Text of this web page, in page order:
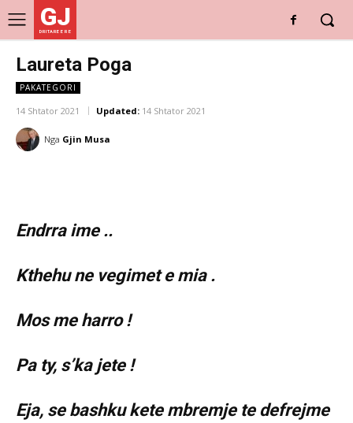
GJ
DRITARE E RE
Laureta Poga
PAKATEGORI
14 Shtator 2021 Updated: 14 Shtator 2021
Nga Gjin Musa
Endrra ime ..
Kthehu ne vegimet e mia .
Mos me harro !
Pa ty, s’ka jete !
Eja, se bashku kete mbremje te defrejme